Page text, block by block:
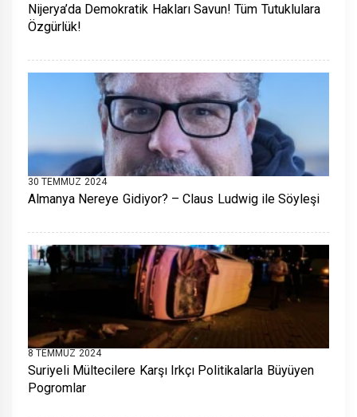
Nijerya’da Demokratik Hakları Savun! Tüm Tutuklulara
Özgürlük!
30 TEMMUZ 2024
Almanya Nereye Gidiyor? – Claus Ludwig ile Söyleşi
8 TEMMUZ 2024
Suriyeli Mültecilere Karşı Irkçı Politikalarla Büyüyen
Pogromlar